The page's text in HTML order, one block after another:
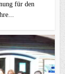
für den